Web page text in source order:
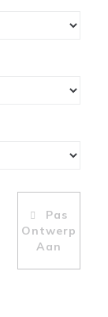
Pas
Ontwerp
Aan